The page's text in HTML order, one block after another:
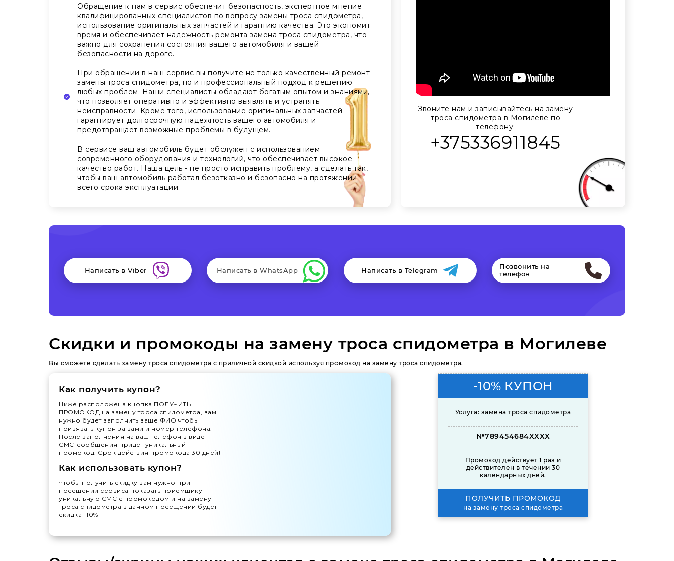
Обращение к нам в сервис обеспечит безопасность, экспертное мнение
квалифицированных специалистов по вопросу замены троса спидометра,
использование оригинальных запчастей и гарантию качества. Это экономит
время и обеспечивает надежность ремонта замена троса спидометра, что
важно для сохранения состояния вашего автомобиля и вашей
безопасности на дороге.
При обращении в наш сервис вы получите не только качественный ремонт
замены троса спидометра, но и профессиональный подход к решению
любых проблем. Наши специалисты обладают богатым опытом и знаниями,
что позволяет оперативно и эффективно выявлять и устранять
неисправности. Кроме того, использование оригинальных запчастей
гарантирует долгосрочную надежность вашего автомобиля и
предотвращает возможные проблемы в будущем.
В сервисе ваш автомобиль будет обслужен с использованием
современного оборудования и технологий, что обеспечивает высокое
качество работ. Наша цель - не просто исправить проблему, а сделать так,
чтобы ваш автомобиль работал безотказно и безопасно на протяжении
всего срока эксплуатации.
Звоните нам и записывайтесь на замену
троса спидометра в Могилеве по
телефону:
+375336911845
Написать в Viber Написать в WhatsApp Написать в Telegram
Позвонить на
телефон
Скидки и промокоды на замену троса спидометра в Могилеве
Вы сможете сделать замену троса спидометра с приличной скидкой используя промокод на замену троса спидометра.
Как получить купон?
Ниже расположена кнопка ПОЛУЧИТЬ
ПРОМОКОД на замену троса спидометра, вам
нужно будет заполнить ваше ФИО чтобы
привязать купон за вами и номер телефона.
После заполнения на ваш телефон в виде
СМС-сообщения придет уникальный
промокод. Срок действия промокода 30 дней!
Как использовать купон?
Чтобы получить скидку вам нужно при
посещении сервиса показать приемщику
уникальную СМС с промокодом и на замену
троса спидометра в данном посещении будет
скидка -10%
-10% КУПОН
Услуга: замена троса спидометра
№789454684XXXX
Промокод действует 1 раз и
действителен в течении 30
календарных дней.
ПОЛУЧИТЬ ПРОМОКОД
на замену троса спидометра